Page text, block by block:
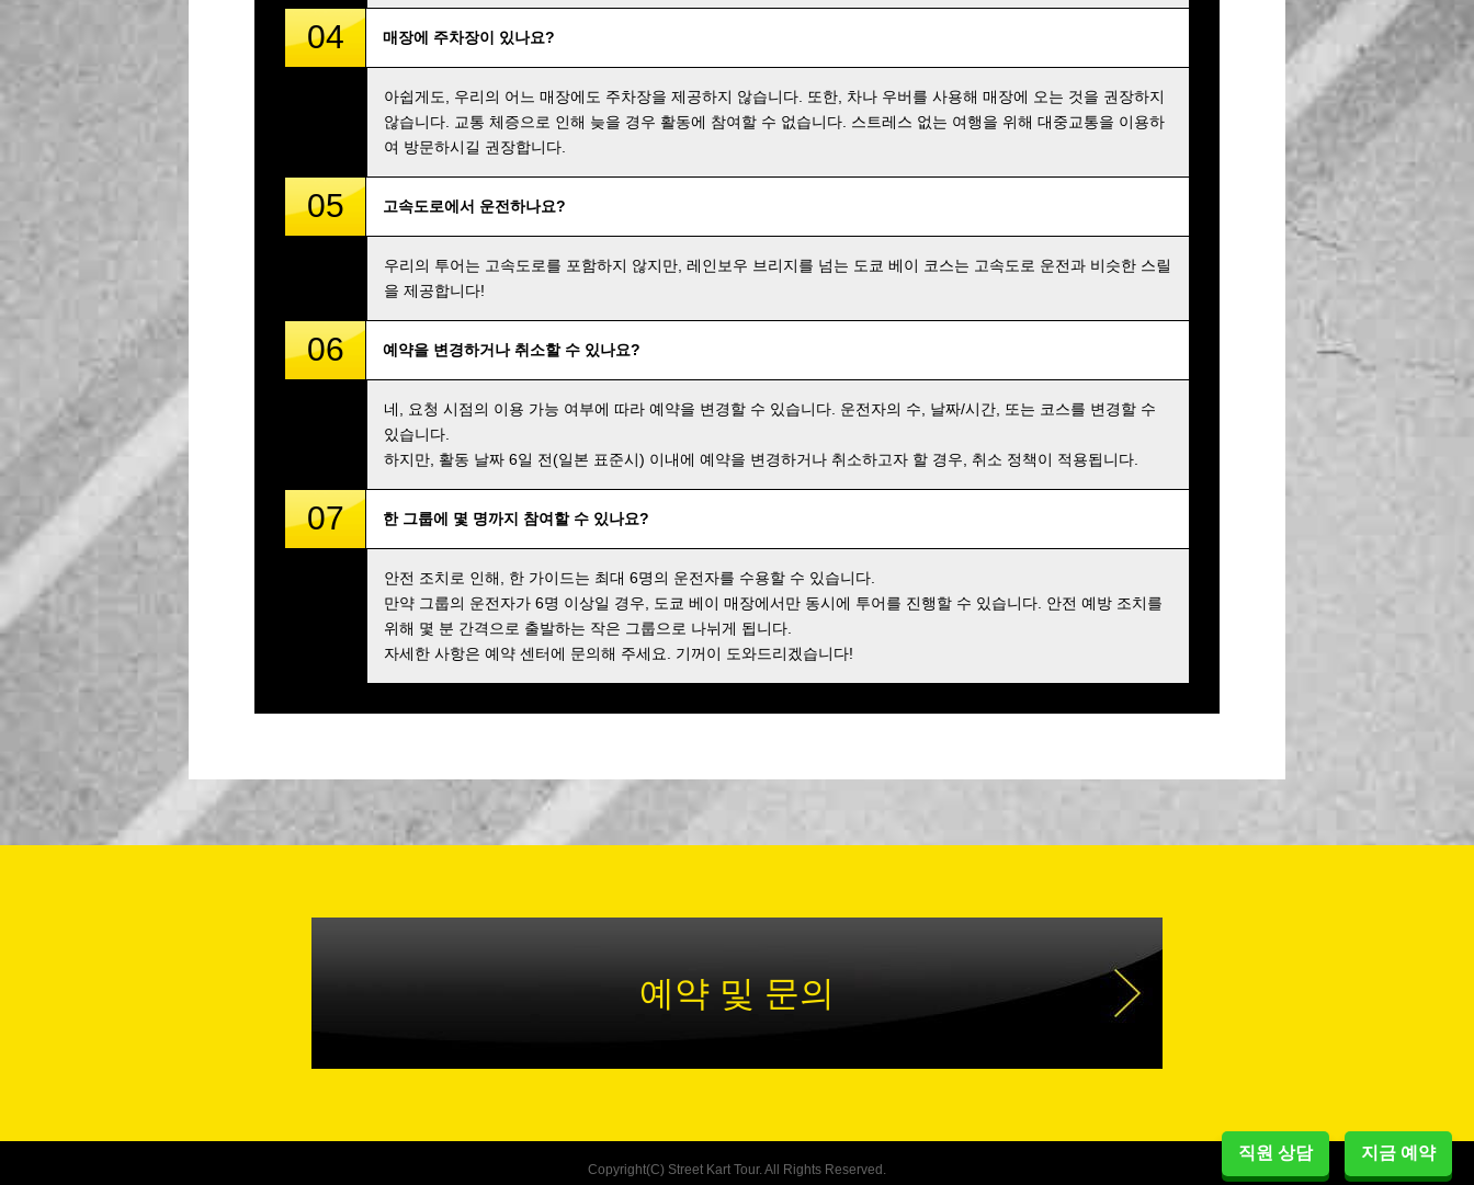
직원 상담 지금 예약
04 매장에 주차장이 있나요?
아쉽게도, 우리의 어느 매장에도 주차장을 제공하지 않습니다. 또한, 차나 우버를 사용해 매장에 오는 것을 권장하지
않습니다. 교통 체증으로 인해 늦을 경우 활동에 참여할 수 없습니다. 스트레스 없는 여행을 위해 대중교통을 이용하
여 방문하시길 권장합니다.
05 고속도로에서 운전하나요?
우리의 투어는 고속도로를 포함하지 않지만, 레인보우 브리지를 넘는 도쿄 베이 코스는 고속도로 운전과 비슷한 스릴
을 제공합니다!
06 예약을 변경하거나 취소할 수 있나요?
네, 요청 시점의 이용 가능 여부에 따라 예약을 변경할 수 있습니다. 운전자의 수, 날짜/시간, 또는 코스를 변경할 수
있습니다.
하지만, 활동 날짜 6일 전(일본 표준시) 이내에 예약을 변경하거나 취소하고자 할 경우, 취소 정책이 적용됩니다.
07 한 그룹에 몇 명까지 참여할 수 있나요?
안전 조치로 인해, 한 가이드는 최대 6명의 운전자를 수용할 수 있습니다.
만약 그룹의 운전자가 6명 이상일 경우, 도쿄 베이 매장에서만 동시에 투어를 진행할 수 있습니다. 안전 예방 조치를
위해 몇 분 간격으로 출발하는 작은 그룹으로 나뉘게 됩니다.
자세한 사항은 예약 센터에 문의해 주세요. 기꺼이 도와드리겠습니다!
예약 및 문의
Copyright(C) Street Kart Tour. All Rights Reserved.